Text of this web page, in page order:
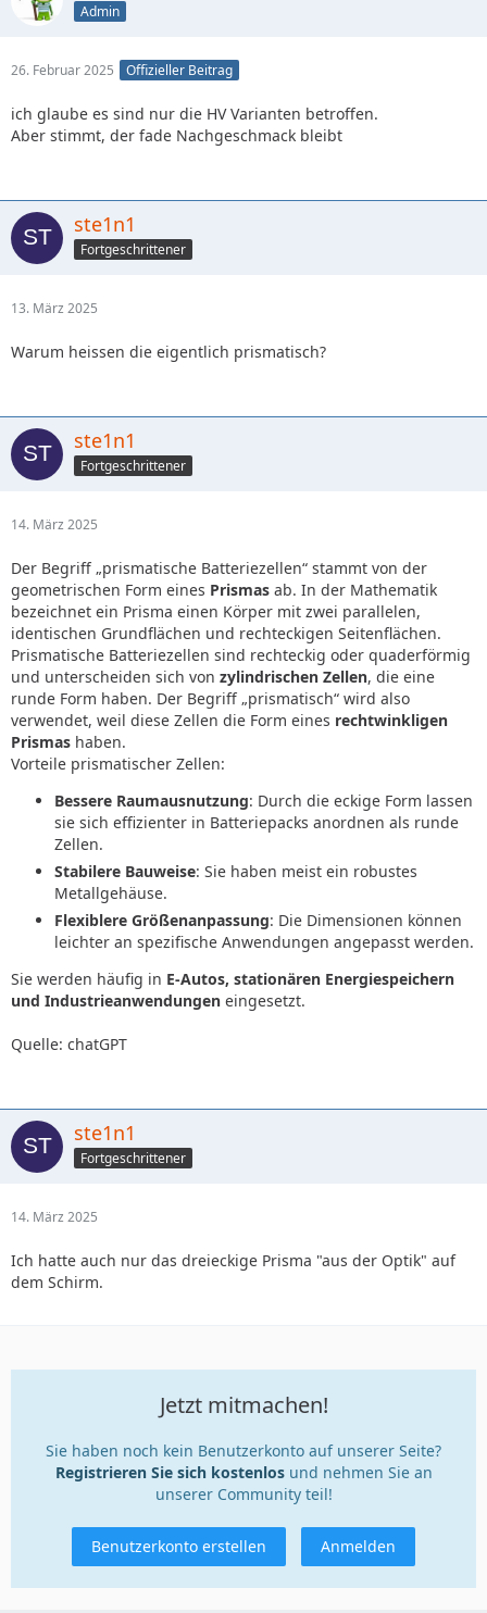
Admin
26. Februar 2025 Offizieller Beitrag
ich glaube es sind nur die HV Varianten betroffen.
Aber stimmt, der fade Nachgeschmack bleibt
ste1n1
Fortgeschrittener
13. März 2025
Warum heissen die eigentlich prismatisch?
ste1n1
Fortgeschrittener
14. März 2025
Der Begriff „prismatische Batteriezellen“ stammt von der
geometrischen Form eines Prismas ab. In der Mathematik
bezeichnet ein Prisma einen Körper mit zwei parallelen,
identischen Grundflächen und rechteckigen Seitenflächen.
Prismatische Batteriezellen sind rechteckig oder quaderförmig
und unterscheiden sich von zylindrischen Zellen, die eine
runde Form haben. Der Begriff „prismatisch“ wird also
verwendet, weil diese Zellen die Form eines rechtwinkligen
Prismas haben.
Vorteile prismatischer Zellen:
Bessere Raumausnutzung: Durch die eckige Form lassen
sie sich effizienter in Batteriepacks anordnen als runde
Zellen.
Stabilere Bauweise: Sie haben meist ein robustes
Metallgehäuse.
Flexiblere Größenanpassung: Die Dimensionen können
leichter an spezifische Anwendungen angepasst werden.
Sie werden häufig in E-Autos, stationären Energiespeichern
und Industrieanwendungen eingesetzt.
Quelle: chatGPT
ste1n1
Fortgeschrittener
14. März 2025
Ich hatte auch nur das dreieckige Prisma "aus der Optik" auf
dem Schirm.
Jetzt mitmachen!
Sie haben noch kein Benutzerkonto auf unserer Seite?
Registrieren Sie sich kostenlosund nehmen Sie an
unserer Community teil!
Benutzerkonto erstellen Anmelden